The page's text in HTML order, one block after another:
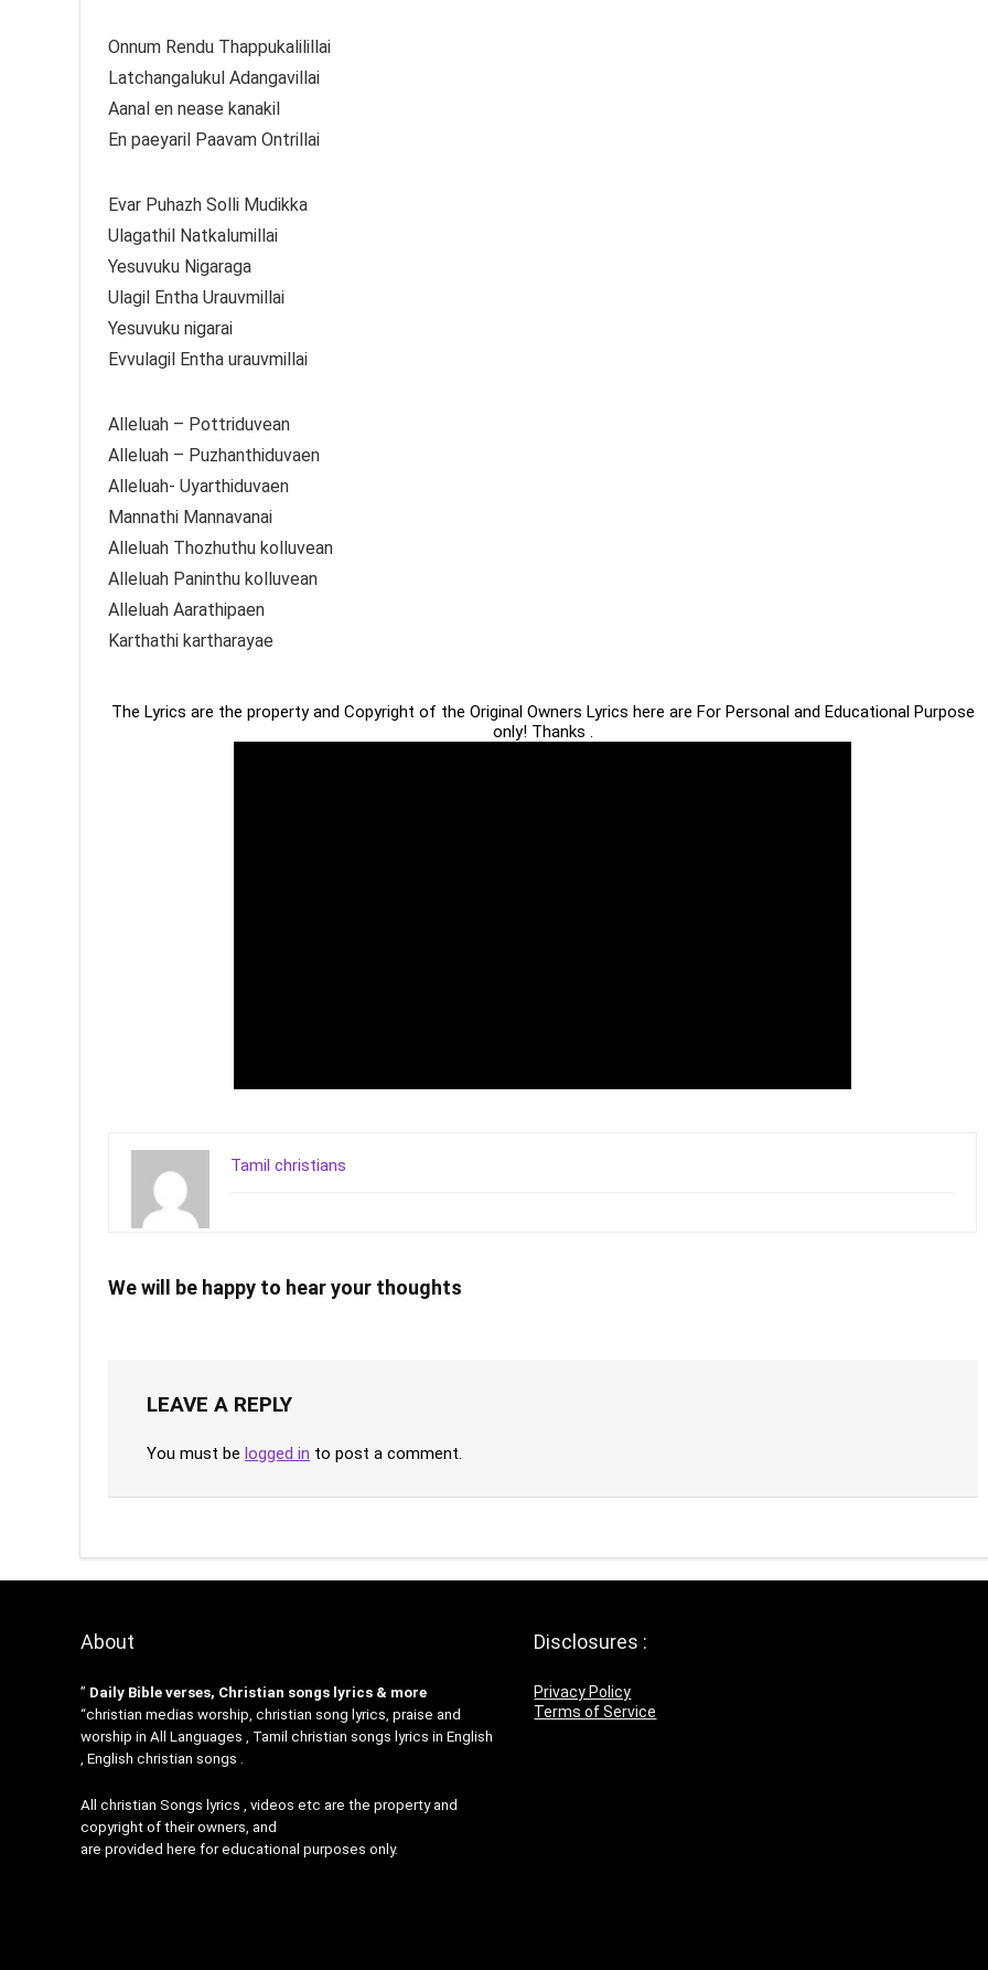
Onnum Rendu Thappukalilillai
Latchangalukul Adangavillai
Aanal en nease kanakil
En paeyaril Paavam Ontrillai
Evar Puhazh Solli Mudikka
Ulagathil Natkalumillai
Yesuvuku Nigaraga
Ulagil Entha Urauvmillai
Yesuvuku nigarai
Evvulagil Entha urauvmillai
Alleluah – Pottriduvean
Alleluah – Puzhanthiduvaen
Alleluah- Uyarthiduvaen
Mannathi Mannavanai
Alleluah Thozhuthu kolluvean
Alleluah Paninthu kolluvean
Alleluah Aarathipaen
Karthathi kartharayae
The Lyrics are the property and Copyright of the Original Owners Lyrics here are For Personal and Educational Purpose
only! Thanks .
Tamil christians
We will be happy to hear your thoughts
LEAVE A REPLY
You must be logged in to post a comment.
About
” Daily Bible verses, Christian songs lyrics & more
“christian medias worship, christian song lyrics, praise and
worship in All Languages , Tamil christian songs lyrics in English
, English christian songs .
All christian Songs lyrics , videos etc are the property and
copyright of their owners, and
are provided here for educational purposes only.
Disclosures :
Privacy Policy
Terms of Service